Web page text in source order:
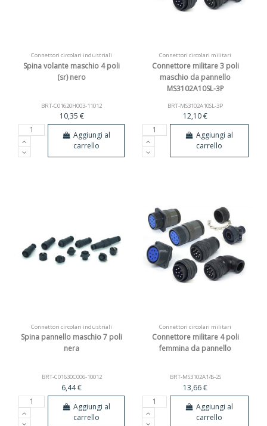
Connettori circolari industriali
Spina volante maschio 4 poli
(sr) nero
BRT-C01620H003-11012
10,35 €
Aggiungi al
carrello
Connettori circolari militari
Connettore militare 3 poli
maschio da pannello
MS3102A10SL-3P
BRT-MS3102A10SL-3P
12,10 €
Aggiungi al
carrello
Connettori circolari industriali
Spina pannello maschio 7 poli
nera
BRT-C01630C006-10012
6,44 €
Aggiungi al
carrello
Connettori circolari militari
Connettore militare 4 poli
femmina da pannello
BRT-MS3102A14S-2S
13,66 €
Aggiungi al
carrello